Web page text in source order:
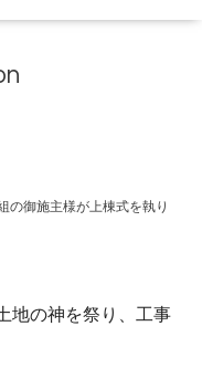
の御施主様が上棟式を執り
地の神を祭り、工事